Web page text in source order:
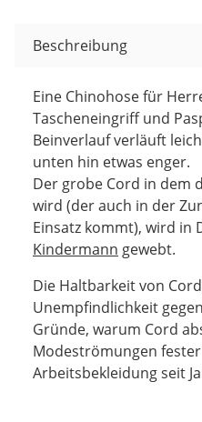
Beschreibung
Eine Chinohose für
Tascheneingriff und
Beinverlauf verläuft
unten hin etwas enger.
Der grobe Cord in dem
wird (der auch in der
Einsatz kommt), wird in
Kindermann gewebt.
Die Haltbarkeit von
Unempfindlichkeit
Gründe, warum Cord
Modeströmungen
Arbeitsbekleidung seit